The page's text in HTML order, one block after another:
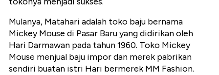
Mulanya, Matahari adalah toko baju bernama
Mickey Mouse di Pasar Baru yang didirikan oleh
Hari Darmawan pada tahun 1960. Toko Mickey
Mouse menjual baju impor dan merek pabrikan
sendiri buatan istri Hari bermerek MM Fashion.